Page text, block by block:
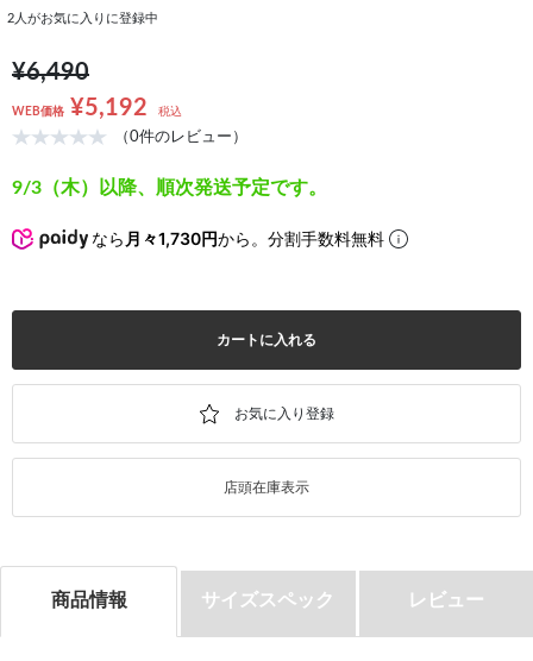
2 人がお気に入りに登録中
¥6,490
WEB価格 ¥5,192 税込
（0件のレビュー）
9/3（木）以降、順次発送予定です。
なら 月々1,730円から。分割手数料無料
カートに入れる
店頭在庫表示
商品情報 サイズスペック レビュー